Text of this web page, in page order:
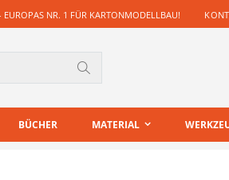
NR. 1 FÜR KARTONMODELLBAU!
BÜCHER MATERIAL